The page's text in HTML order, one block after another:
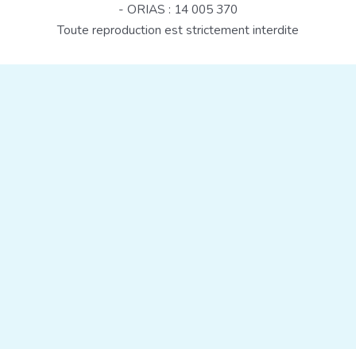
- ORIAS : 14 005 370
Toute reproduction est strictement interdite